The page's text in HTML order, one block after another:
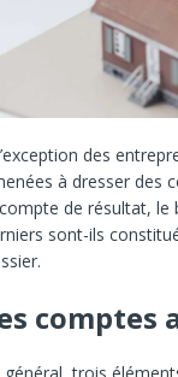
des
à dresser des
de résultat, le
sont-ils
comptes